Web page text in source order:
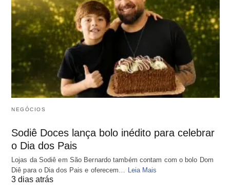
NEGÓCIOS
Sodiê Doces lança bolo inédito para celebrar
o Dia dos Pais
Lojas da Sodiê em São Bernardo também contam com o bolo Dom
Diê para o Dia dos Pais e oferecem… Leia Mais
3 dias atrás